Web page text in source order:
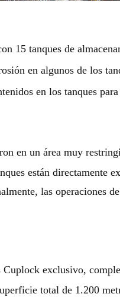
15 tanques de
en algunos de los
en los tanques
en un área muy
están directamente
las operaciones
exclusivo,
total de 1.200